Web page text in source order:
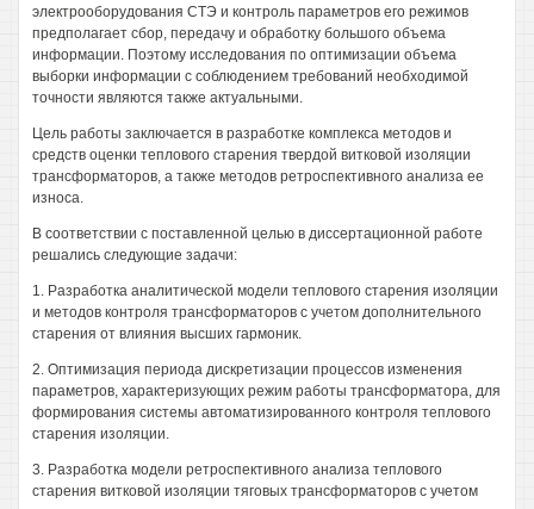
электрооборудования СТЭ и контроль параметров его режимов
предполагает сбор, передачу и обработку большого объема
информации. Поэтому исследования по оптимизации объема
выборки информации с соблюдением требований необходимой
точности являются также актуальными.
Цель работы заключается в разработке комплекса методов и
средств оценки теплового старения твердой витковой изоляции
трансформаторов, а также методов ретроспективного анализа ее
износа.
В соответствии с поставленной целью в диссертационной работе
решались следующие задачи:
1. Разработка аналитической модели теплового старения изоляции
и методов контроля трансформаторов с учетом дополнительного
старения от влияния высших гармоник.
2. Оптимизация периода дискретизации процессов изменения
параметров, характеризующих режим работы трансформатора, для
формирования системы автоматизированного контроля теплового
старения изоляции.
3. Разработка модели ретроспективного анализа теплового
старения витковой изоляции тяговых трансформаторов с учетом